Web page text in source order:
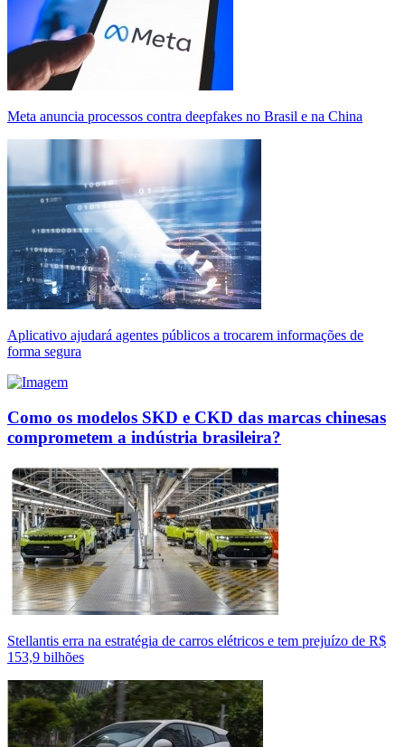
Meta anuncia processos contra deepfakes no Brasil e na China
Aplicativo ajudará agentes públicos a trocarem informações de
forma segura
Como os modelos SKD e CKD das marcas chinesas
comprometem a indústria brasileira?
Stellantis erra na estratégia de carros elétricos e tem prejuízo de R$
153,9 bilhões